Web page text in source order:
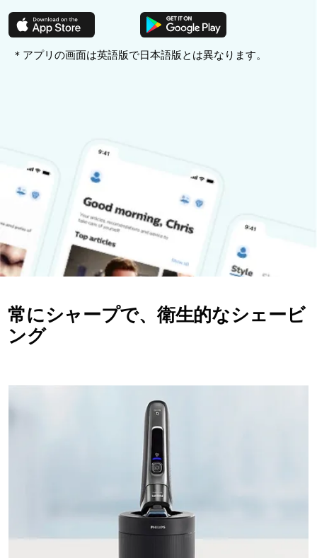
＊アプリの画面は英語版で日本語版とは異なります。
常にシャープで、衛生的なシェービ
ング